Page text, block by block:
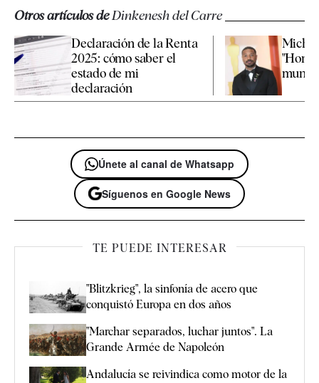
Otros artículos deDinkenesh del Carre
Declaración de la Renta
2025: cómo saber el
estado de mi
declaración
Únete al canal de Whatsapp
Síguenos en Google News
TE PUEDE INTERESAR
"Blitzkrieg", la sinfonía de acero que
conquistó Europa en dos años
"Marchar separados, luchar juntos". La
Grande Armée de Napoleón
Andalucía se reivindica como motor de la